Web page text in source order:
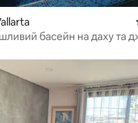
басейн на даху та